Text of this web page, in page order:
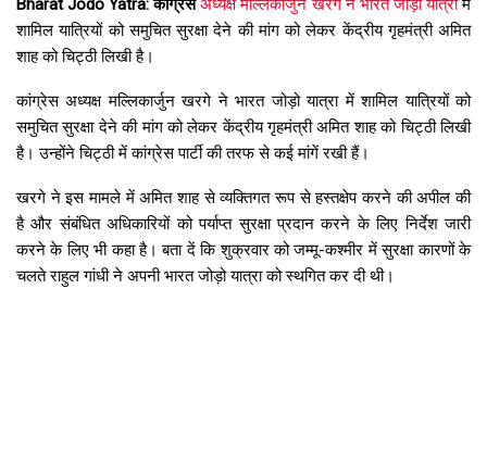
Bharat Jodo Yatra: कांग्रेस अध्यक्ष मल्लिकार्जुन खरगे ने भारत जोड़ो यात्रामें
शामिल यात्रियों को समुचित सुरक्षा देने की मांग को लेकर केंद्रीय गृहमंत्री अमित
शाह को चिट्ठी लिखी है।
कांग्रेस अध्यक्ष मल्लिकार्जुन खरगे ने भारत जोड़ो यात्रा में शामिल यात्रियों को
समुचित सुरक्षा देने की मांग को लेकर केंद्रीय गृहमंत्री अमित शाह को चिट्ठी लिखी
है। उन्होंने चिट्ठी में कांग्रेस पार्टी की तरफ से कई मांगें रखी हैं।
खरगे ने इस मामले में अमित शाह से व्यक्तिगत रूप से हस्तक्षेप करने की अपील की
है और संबंधित अधिकारियों को पर्याप्त सुरक्षा प्रदान करने के लिए निर्देश जारी
करने के लिए भी कहा है। बता दें कि शुक्रवार को जम्मू-कश्मीर में सुरक्षा कारणों के
चलते राहुल गांधी ने अपनी भारत जोड़ो यात्रा को स्थगित कर दी थी।